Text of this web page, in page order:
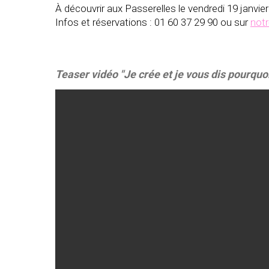
À découvrir aux Passerelles le vendredi 19
Infos et réservations : 01 60 37 29 90 ou sur
Teaser vidéo "Je crée et je vous dis